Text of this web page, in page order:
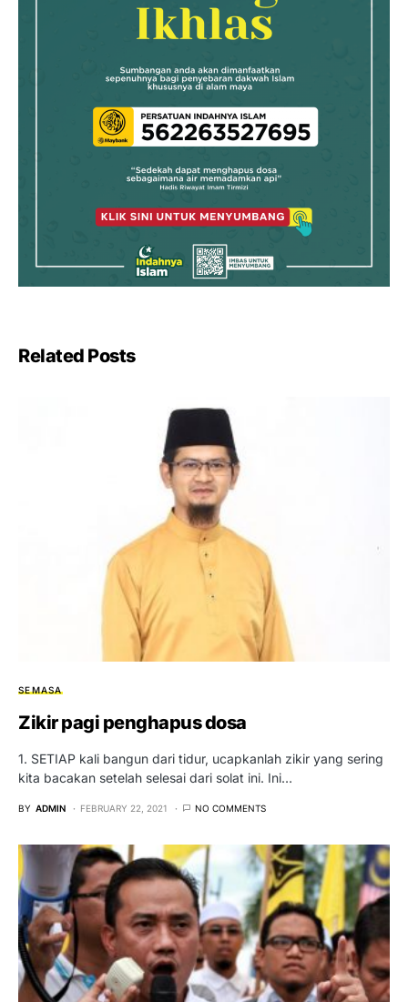
Related Posts
SEMASA
Zikir pagi penghapus dosa
1. SETIAP kali bangun dari tidur, ucapkanlah zikir yang sering
kita bacakan setelah selesai dari solat ini. Ini…
BY ADMIN FEBRUARY 22, 2021 NO COMMENTS